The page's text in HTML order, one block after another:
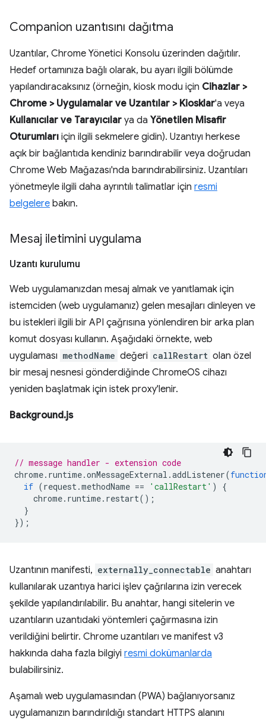
Companion uzantısını dağıtma
Uzantılar, Chrome Yönetici Konsolu üzerinden dağıtılır.
Hedef ortamınıza bağlı olarak, bu ayarı ilgili bölümde
yapılandıracaksınız (örneğin, kiosk modu için Cihazlar >
Chrome > Uygulamalar ve Uzantılar > Kiosklar'a veya
Kullanıcılar ve Tarayıcılar ya da Yönetilen Misafir
Oturumları için ilgili sekmelere gidin). Uzantıyı herkese
açık bir bağlantıda kendiniz barındırabilir veya doğrudan
Chrome Web Mağazası'nda barındırabilirsiniz. Uzantıları
yönetmeyle ilgili daha ayrıntılı talimatlar için resmi
belgelere bakın.
Mesaj iletimini uygulama
Uzantı kurulumu
Web uygulamanızdan mesaj almak ve yanıtlamak için
istemciden (web uygulamanız) gelen mesajları dinleyen ve
bu istekleri ilgili bir API çağrısına yönlendiren bir arka plan
komut dosyası kullanın. Aşağıdaki örnekte, web
uygulaması methodName değeri callRestart olan özel
bir mesaj nesnesi gönderdiğinde ChromeOS cihazı
yeniden başlatmak için istek proxy'lenir.
Background.js
// message handler - extension code
chrome. runtime.onMessageExternal .addListener(
if (request.methodName == 'callRestart' )
{
chrome. runtime. restart();
}
});
Uzantının manifesti, externally_connectable⁠⁠ anahtarı
kullanılarak uzantıya harici işlev çağrılarına izin verecek
şekilde yapılandırılabilir. Bu anahtar, hangi sitelerin ve
uzantıların uzantıdaki yöntemleri çağırmasına izin
verildiğini belirtir. Chrome uzantıları ve manifest v3
hakkında daha fazla bilgiyi resmi dokümanlarda
bulabilirsiniz.
Aşamalı web uygulamasından (PWA) bağlanıyorsanız
uygulamanızın barındırıldığı standart HTTPS alanını